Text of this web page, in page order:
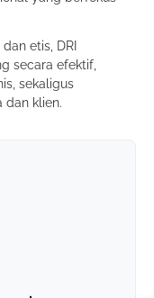
etis, DRI
secara efektif,
sekaligus
dan klien.